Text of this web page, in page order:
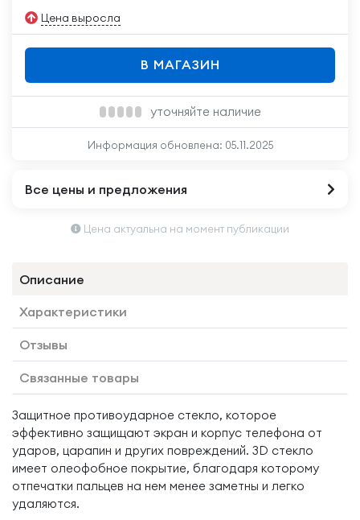
Цена выросла
В МАГАЗИН
уточняйте наличие
Информация обновлена: 05.11.2025
Все цены и предложения
Цена актуальна на момент публикации
Описание
Характеристики
Отзывы
Связанные товары
Защитное противоударное стекло, которое
эффективно защищают экран и корпус телефона от
ударов, царапин и других повреждений. ЗD стекло
имеет олеофобное покрытие, благодаря которому
отпечатки пальцев на нем менее заметны и легко
удаляются.